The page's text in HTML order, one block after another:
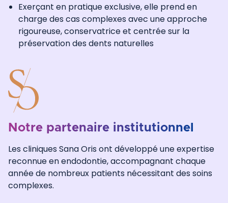
Exerçant en pratique exclusive, elle prend en
charge des cas complexes avec une approche
rigoureuse, conservatrice et centrée sur la
préservation des dents naturelles
Notre partenaire institutionnel
Les cliniques Sana Oris ont développé une expertise
reconnue en endodontie, accompagnant chaque
année de nombreux patients nécessitant des soins
complexes.